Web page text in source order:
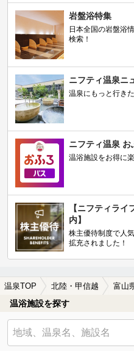
岩盤浴特集
日本全国の岩盤浴
検索！
ニフティ温泉ニ
温泉にもっと行き
ニフティ温泉 お
温浴施設をお得に
【ニフティラ
内】
株主優待制度で人
拡充されました！
温泉TOP 北陸・甲信越 富山
温浴施設を探す